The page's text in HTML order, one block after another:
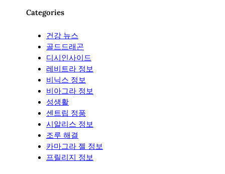
Categories
건강 뉴스
골드드래곤
디시인사이드
레비트라 정보
비닉스 정보
비아그라 정보
성생활
센트립 정품
시알리스 정보
조루 해결
카마그라 젤 정보
프릴리지 정보